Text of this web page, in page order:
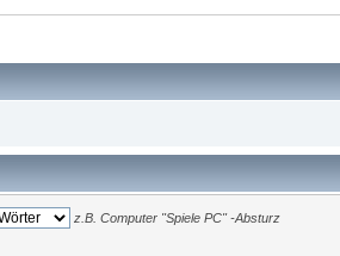
z.B. Computer "Spiele PC" -Absturz